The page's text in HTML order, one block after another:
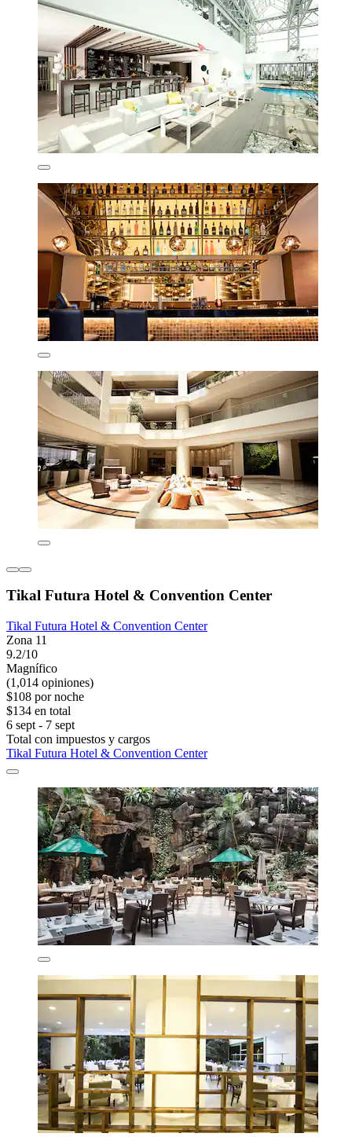
Tikal Futura Hotel & Convention Center
Tikal Futura Hotel & Convention Center
Zona 11
9.2/10
Magnífico
(1,014 opiniones)
$108 por noche
$134 en total
6 sept - 7 sept
Total con impuestos y cargos
Tikal Futura Hotel & Convention Center